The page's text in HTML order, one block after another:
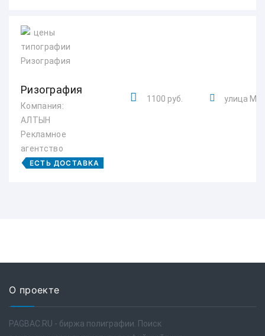
Ризография
Компания:
АЛТЫН
Рекламное
агентство
ЕСТЬ ДОСТАВКА
1100 руб. улица
О проекте
PAGBAC.RU - биржа полиграфии. Поиск